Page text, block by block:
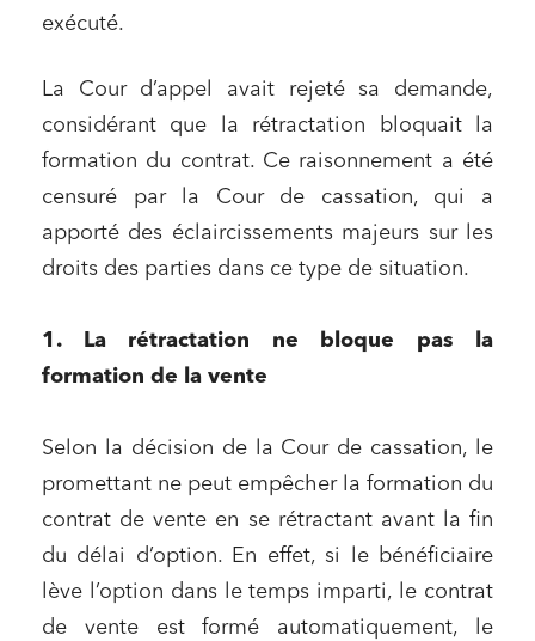
exécuté.
La Cour d’appel avait rejeté sa demande,
considérant que la rétractation bloquait la
formation du contrat. Ce raisonnement a été
censuré par la Cour de cassation, qui a
apporté des éclaircissements majeurs sur les
droits des parties dans ce type de situation.
1. La rétractation ne bloque pas la
formation de la vente
Selon la décision de la Cour de cassation, le
promettant ne peut empêcher la formation du
contrat de vente en se rétractant avant la fin
du délai d’option. En effet, si le bénéficiaire
lève l’option dans le temps imparti, le contrat
de vente est formé automatiquement, le